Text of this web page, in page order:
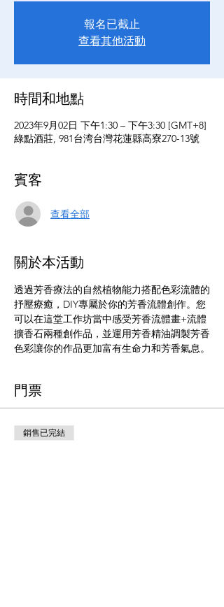
報名已截止
查看其他活動
時間和地點
2023年9月02日 下午1:30 – 下午3:30 [GMT+8]
綠點酒莊, 981台湾台灣花蓮縣高寮270-13號
賓客
查看全部
關於本活動
透過芳香療法的自然植物能力搭配色彩流體的
抒壓療癒，DIY專屬於你的芳香流體創作。您
可以在這堂工作坊當中感受芳香流體畫+流體
擴香石兩種創作品，並運用芳香精油調製芳香
色彩讓你的作品更加富有生命力和芳香氣息。
門票
銷售已完結